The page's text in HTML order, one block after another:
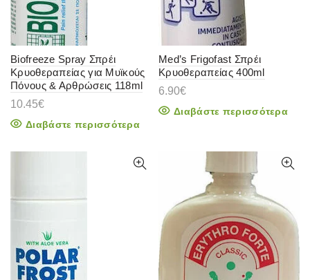
Biofreeze Spray Σπρέι
Κρυοθεραπείας για Μυϊκούς
Πόνους & Αρθρώσεις 118ml
10.45€
Διαβάστε περισσότερα
Med’s Frigofast Σπρέι
Κρυοθεραπείας 400ml
6.90€
Διαβάστε περισσότερα